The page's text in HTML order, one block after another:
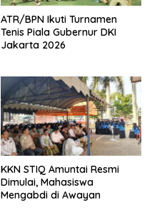
ATR/BPN Ikuti Turnamen
Tenis Piala Gubernur DKI
Jakarta 2026
KKN STIQ Amuntai Resmi
Dimulai, Mahasiswa
Mengabdi di Awayan